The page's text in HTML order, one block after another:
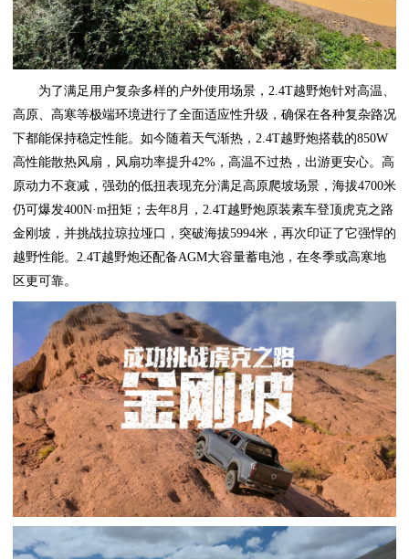
为了满足用户复杂多样的户外使用场景，2.4T越野炮针对高温、
高原、高寒等极端环境进行了全面适应性升级，确保在各种复杂路况
下都能保持稳定性能。如今随着天气渐热，2.4T越野炮搭载的850W
高性能散热风扇，风扇功率提升42%，高温不过热，出游更安心。高
原动力不衰减，强劲的低扭表现充分满足高原爬坡场景，海拔4700米
仍可爆发400N·m扭矩；去年8月，2.4T越野炮原装素车登顶虎克之路
金刚坡，并挑战拉琼拉垭口，突破海拔5994米，再次印证了它强悍的
越野性能。2.4T越野炮还配备AGM大容量蓄电池，在冬季或高寒地
区更可靠。